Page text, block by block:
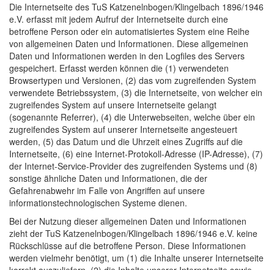
Die Internetseite des TuS Katzenelnbogen/Klingelbach 1896/1946
e.V. erfasst mit jedem Aufruf der Internetseite durch eine
betroffene Person oder ein automatisiertes System eine Reihe
von allgemeinen Daten und Informationen. Diese allgemeinen
Daten und Informationen werden in den Logfiles des Servers
gespeichert. Erfasst werden können die (1) verwendeten
Browsertypen und Versionen, (2) das vom zugreifenden System
verwendete Betriebssystem, (3) die Internetseite, von welcher ein
zugreifendes System auf unsere Internetseite gelangt
(sogenannte Referrer), (4) die Unterwebseiten, welche über ein
zugreifendes System auf unserer Internetseite angesteuert
werden, (5) das Datum und die Uhrzeit eines Zugriffs auf die
Internetseite, (6) eine Internet-Protokoll-Adresse (IP-Adresse), (7)
der Internet-Service-Provider des zugreifenden Systems und (8)
sonstige ähnliche Daten und Informationen, die der
Gefahrenabwehr im Falle von Angriffen auf unsere
informationstechnologischen Systeme dienen.
Bei der Nutzung dieser allgemeinen Daten und Informationen
zieht der TuS Katzenelnbogen/Klingelbach 1896/1946 e.V. keine
Rückschlüsse auf die betroffene Person. Diese Informationen
werden vielmehr benötigt, um (1) die Inhalte unserer Internetseite